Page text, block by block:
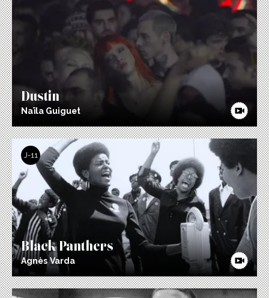
Dustin
Naïla Guiguet
J-11
Black Panthers
Agnès Varda